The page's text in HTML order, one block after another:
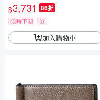
$3,731 86折
限時下殺 券
加入購物車